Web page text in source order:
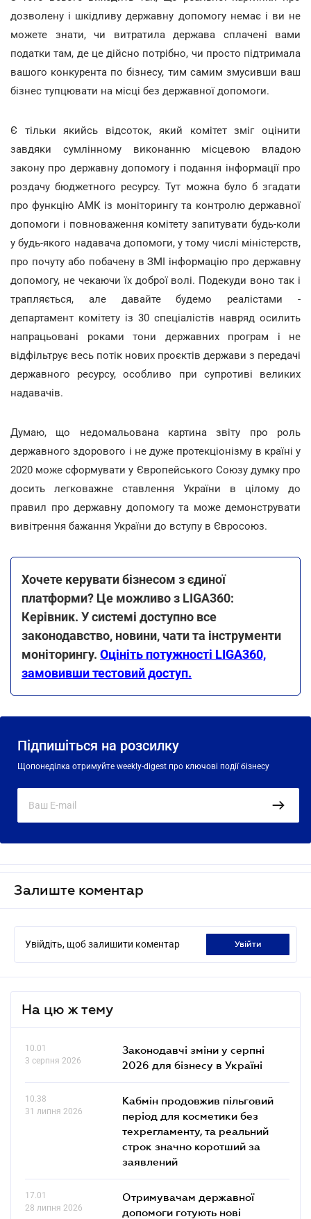
дозволену і шкідливу державну допомогу немає і ви не
можете знати, чи витратила держава сплачені вами
податки там, де це дійсно потрібно, чи просто підтримала
вашого конкурента по бізнесу, тим самим змусивши ваш
бізнес тупцювати на місці без державної допомоги.
Є тільки якийсь відсоток, який комітет зміг оцінити
завдяки сумлінному виконанню місцевою владою
закону про державну допомогу і подання інформації про
роздачу бюджетного ресурсу. Тут можна було б згадати
про функцію АМК із моніторингу та контролю державної
допомоги і повноваження комітету запитувати будь-коли
у будь-якого надавача допомоги, у тому числі міністерств,
про почуту або побачену в ЗМІ інформацію про державну
допомогу, не чекаючи їх доброї волі. Подекуди воно так і
трапляється, але давайте будемо реалістами -
департамент комітету із 30 спеціалістів навряд осилить
напрацьовані роками тони державних програм і не
відфільтрує весь потік нових проєктів держави з передачі
державного ресурсу, особливо при супротиві великих
надавачів.
Думаю, що недомальована картина звіту про роль
державного здорового і не дуже протекціонізму в країні у
2020 може сформувати у Європейського Союзу думку про
досить легковажне ставлення України в цілому до
правил про державну допомогу та може демонструвати
вивітрення бажання України до вступу в Євросоюз.
Хочете керувати бізнесом з єдиної
платформи? Це можливо з LIGA360:
Керівник. У системі доступно все
законодавство, новини, чати та інструменти
моніторингу. Оцініть потужності LIGA360,
замовивши тестовий доступ.
Підпишіться на розсилку
Щопонеділка отримуйте weekly-digest про ключові події бізнесу
Залиште коментар
Увійдіть, щоб залишити коментар увійти
На цю ж тему
10.01
3 серпня 2026
Законодавчі зміни у серпні
2026 для бізнесу в Україні
10.38
31 липня 2026
Кабмін продовжив пільговий
період для косметики без
техрегламенту, та реальний
строк значно коротший за
заявлений
17.01
28 липня 2026
Отримувачам державної
допомоги готують нові